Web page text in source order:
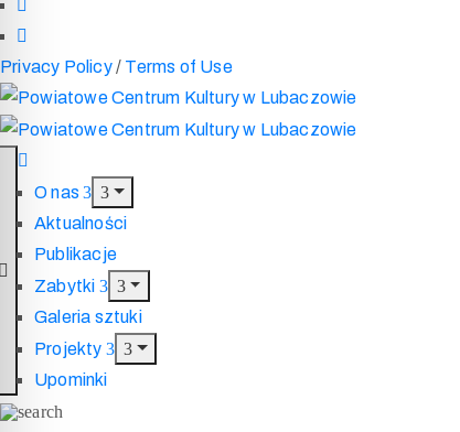
Privacy Policy/ Terms of Use
O nas
Aktualności
Publikacje
Zabytki
Galeria sztuki
Projekty
Upominki